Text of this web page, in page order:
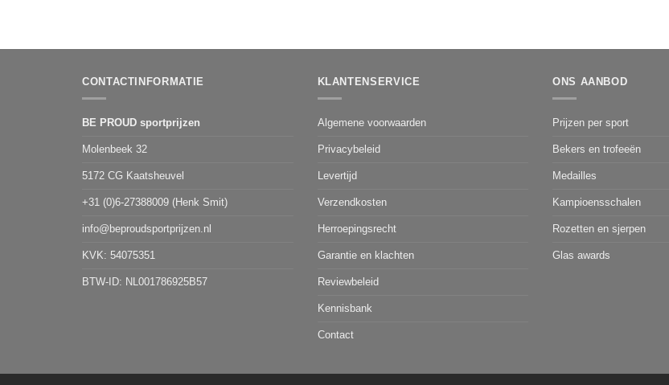
CONTACTINFORMATIE
BE PROUD sportprijzen
Molenbeek 32
5172 CG Kaatsheuvel
+31 (0)6-27388009 (Henk Smit)
info@beproudsportprijzen.nl
KVK: 54075351
BTW-ID: NL001786925B57
KLANTENSERVICE
Algemene voorwaarden
Privacybeleid
Levertijd
Verzendkosten
Herroepingsrecht
Garantie en klachten
Reviewbeleid
Kennisbank
Contact
ONS AANBOD
Prijzen per sport
Bekers en trofeeën
Medailles
Kampioensschalen
Rozetten en sjerpen
Glas awards